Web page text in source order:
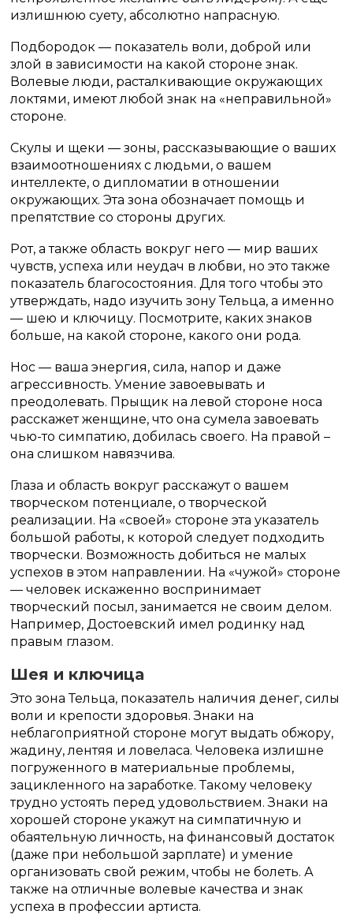
излишнюю суету, абсолютно напрасную.
Подбородок — показатель воли, доброй или
злой в зависимости на какой стороне знак.
Волевые люди, расталкивающие окружающих
локтями, имеют любой знак на «неправильной»
стороне.
Скулы и щеки — зоны, рассказывающие о ваших
взаимоотношениях с людьми, о вашем
интеллекте, о дипломатии в отношении
окружающих. Эта зона обозначает помощь и
препятствие со стороны других.
Рот, а также область вокруг него — мир ваших
чувств, успеха или неудач в любви, но это также
показатель благосостояния. Для того чтобы это
утверждать, надо изучить зону Тельца, а именно
— шею и ключицу. Посмотрите, каких знаков
больше, на какой стороне, какого они рода.
Нос — ваша энергия, сила, напор и даже
агрессивность. Умение завоевывать и
преодолевать. Прыщик на левой стороне носа
расскажет женщине, что она сумела завоевать
чью-то симпатию, добилась своего. На правой –
она слишком навязчива.
Глаза и область вокруг расскажут о вашем
творческом потенциале, о творческой
реализации. На «своей» стороне эта указатель
большой работы, к которой следует подходить
творчески. Возможность добиться не малых
успехов в этом направлении. На «чужой» стороне
— человек искаженно воспринимает
творческий посыл, занимается не своим делом.
Например, Достоевский имел родинку над
правым глазом.
Шея и ключица
Это зона Тельца, показатель наличия денег, силы
воли и крепости здоровья. Знаки на
неблагоприятной стороне могут выдать обжору,
жадину, лентяя и ловеласа. Человека излишне
погруженного в материальные проблемы,
зацикленного на заработке. Такому человеку
трудно устоять перед удовольствием. Знаки на
хорошей стороне укажут на симпатичную и
обаятельную личность, на финансовый достаток
(даже при небольшой зарплате) и умение
организовать свой режим, чтобы не болеть. А
также на отличные волевые качества и знак
успеха в профессии артиста.